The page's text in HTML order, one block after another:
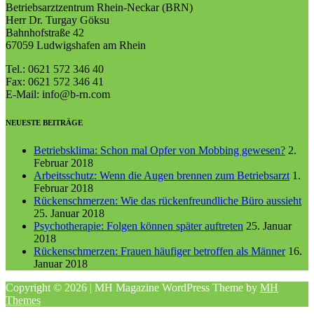
Betriebsarztzentrum Rhein-Neckar (BRN)
Herr Dr. Turgay Göksu
Bahnhofstraße 42
67059 Ludwigshafen am Rhein
Tel.: 0621 572 346 40
Fax: 0621 572 346 41
E-Mail: info@b-rn.com
NEUESTE BEITRÄGE
Betriebsklima: Schon mal Opfer von Mobbing gewesen? 2.
Februar 2018
Arbeitsschutz: Wenn die Augen brennen zum Betriebsarzt 1.
Februar 2018
Rückenschmerzen: Wie das rückenfreundliche Büro aussieht
25. Januar 2018
Psychotherapie: Folgen können später auftreten 25. Januar
2018
Rückenschmerzen: Frauen häufiger betroffen als Männer 16.
Januar 2018
Copyright © 2026 | MH Magazine WordPress Theme by MH
Themes